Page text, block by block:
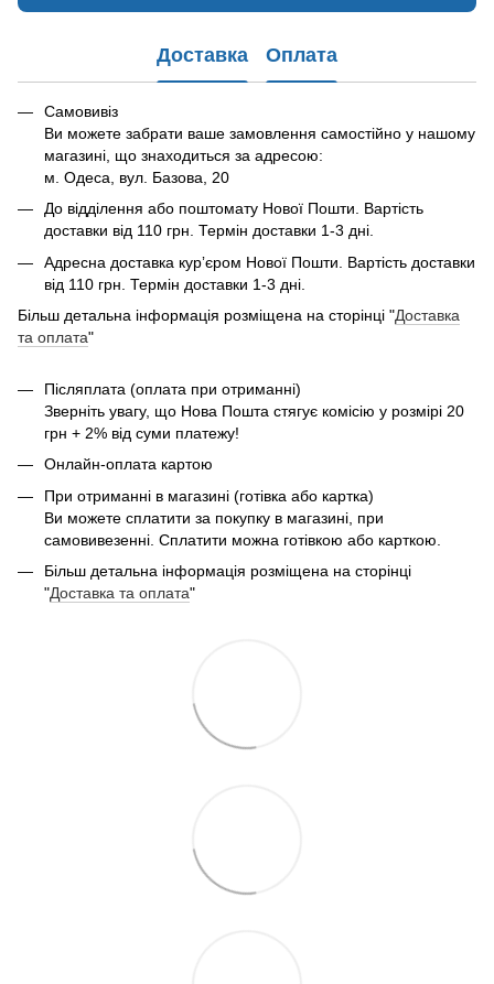
Доставка Оплата
Самовивіз
Ви можете забрати ваше замовлення самостійно у нашому
магазині, що знаходиться за адресою:
м. Одеса, вул. Базова, 20
До відділення або поштомату Нової Пошти. Вартість
доставки від 110 грн. Термін доставки 1-3 дні.
Адресна доставка курʼєром Нової Пошти. Вартість доставки
від 110 грн. Термін доставки 1-3 дні.
Більш детальна інформація розміщена на сторінці "Доставка
та оплата"
Післяплата (оплата при отриманні)
Зверніть увагу, що Нова Пошта стягує комісію у розмірі 20
грн + 2% від суми платежу!
Онлайн-оплата картою
При отриманні в магазині (готівка або картка)
Ви можете сплатити за покупку в магазині, при
самовивезенні. Сплатити можна готівкою або карткою.
Більш детальна інформація розміщена на сторінці
"Доставка та оплата"